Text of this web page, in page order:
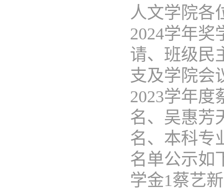
人文学院各
2024学年奖
请、班级民
支及学院会
2023学年度
名、吴惠芳
名、本科专
名单公示如
学金1蔡艺